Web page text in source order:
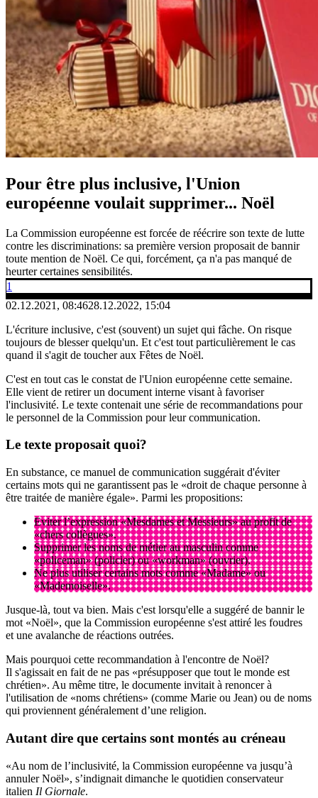
Pour être plus inclusive, l'Union
européenne voulait supprimer... Noël
La Commission européenne est forcée de réécrire son texte de lutte
contre les discriminations: sa première version proposait de bannir
toute mention de Noël. Ce qui, forcément, ça n'a pas manqué de
heurter certaines sensibilités.
1
02.12.2021, 08:4628.12.2022, 15:04
L'écriture inclusive, c'est (souvent) un sujet qui fâche. On risque
toujours de blesser quelqu'un. Et c'est tout particulièrement le cas
quand il s'agit de toucher aux Fêtes de Noël.
C'est en tout cas le constat de l'Union européenne cette semaine.
Elle vient de retirer un document interne visant à favoriser
l'inclusivité. Le texte contenait une série de recommandations pour
le personnel de la Commission pour leur communication.
Le texte proposaitquoi?
En substance, ce manuel de communication suggérait d'éviter
certains mots qui ne garantissent pas le «droit de chaque personne à
être traitée de manière égale». Parmi les propositions:
Eviter l’expression «Mesdames et Messieurs» au profit de
«chers collègues».
Supprimer les noms de métier au masculin comme
«policeman» (policier) ou «workman» (ouvrier).
Ne plus utiliser certains mots comme «Madame» ou
«Mademoiselle».
Jusque-là, tout va bien. Mais c'est lorsqu'elle a suggéré de bannir le
mot «Noël», que la Commission européenne s'est attiré les foudres
et une avalanche de réactions outrées.
Mais pourquoi cette recommandation à l'encontre de Noël?
Il s'agissait en fait de ne pas «présupposer que tout le monde est
chrétien». Au même titre, le documente invitait à renoncer à
l'utilisation de «noms chrétiens» (comme Marie ou Jean) ou de noms
qui proviennent généralement d’une religion.
Autant dire que certains sont montés au créneau
«Au nom de l’inclusivité, la Commission européenne va jusqu’à
annuler Noël», s’indignait dimanche le quotidien conservateur
italien Il Giornale.